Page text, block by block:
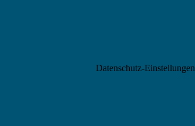
Datenschutz-Einstellungen